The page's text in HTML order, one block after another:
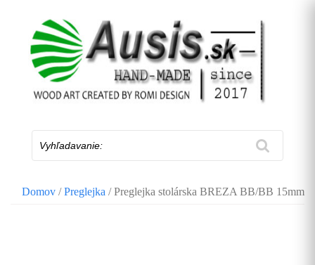
Domov /Preglejka / Preglejka stolárska BREZA BB/BB 15mm